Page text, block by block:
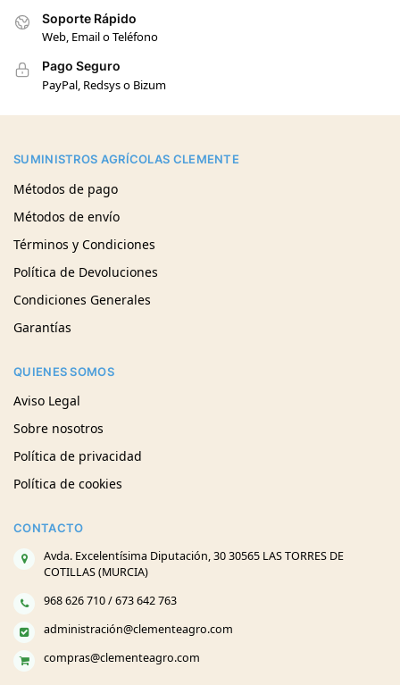
Soporte Rápido
Web, Email o Teléfono
Pago Seguro
PayPal, Redsys o Bizum
SUMINISTROS AGRÍCOLAS CLEMENTE
Métodos de pago
Métodos de envío
Términos y Condiciones
Política de Devoluciones
Condiciones Generales
Garantías
QUIENES SOMOS
Aviso Legal
Sobre nosotros
Política de privacidad
Política de cookies
CONTACTO
Avda. Excelentísima Diputación, 30 30565 LAS TORRES DE
COTILLAS (MURCIA)
968 626 710 / 673 642 763
administración@clementeagro.com
compras@clementeagro.com